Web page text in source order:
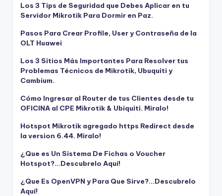
Los 3 Tips de Seguridad que Debes Aplicar en tu
Servidor Mikrotik Para Dormir en Paz.
Pasos Para Crear Profile, User y Contraseña de la
OLT Huawei
Los 3 Sitios Más Importantes Para Resolver tus
Problemas Técnicos de Mikrotik, Ubuquiti y
Cambium.
Cómo Ingresar al Router de tus Clientes desde tu
OFICINA al CPE Mikrotik & Ubiquiti. Miralo!
Hotspot Mikrotik agregado https Redirect desde
la version 6.44. Miralo!
¿Que es Un Sistema De Fichas o Voucher
Hotspot?…Descubrelo Aquí!
¿Que Es OpenVPN y Para Que Sirve?…Descubrelo
Aquí!